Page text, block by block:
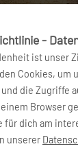
-
ist unser
Cookies, um
die Zugriffe
Browser
für dich am
unserer